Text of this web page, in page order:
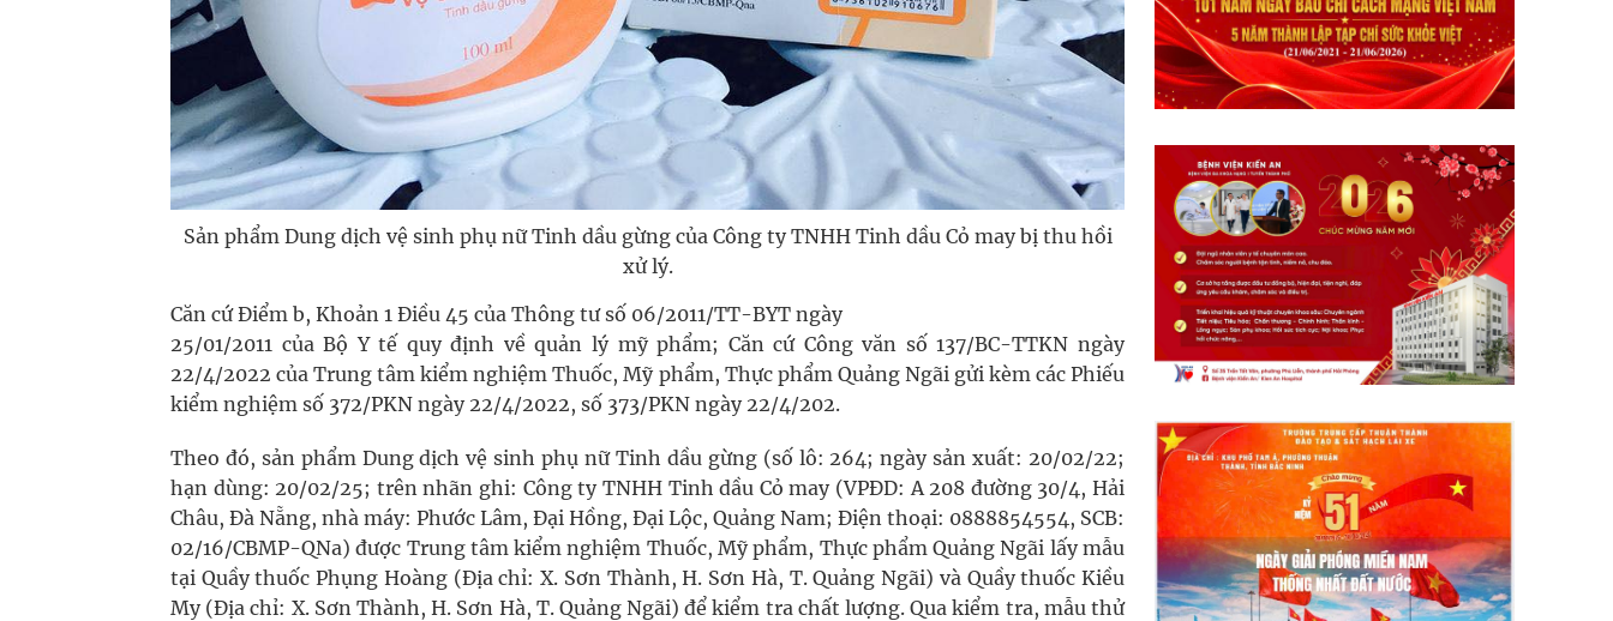
Sản phẩm Dung dịch vệ sinh phụ nữ Tinh dầu gừng của Công ty TNHH Tinh dầu Cỏ may bị thu hồi
xử lý.
Căn cứ Điểm b, Khoản 1 Điều 45 của Thông tư số 06/2011/TT-BYT ngày
25/01/2011 của Bộ Y tế quy định về quản lý mỹ phẩm; Căn cứ Công văn số 137/BC-TTKN ngày
22/4/2022 của Trung tâm kiểm nghiệm Thuốc, Mỹ phẩm, Thực phẩm Quảng Ngãi gửi kèm các Phiếu
kiểm nghiệm số 372/PKN ngày 22/4/2022, số 373/PKN ngày 22/4/202.
Theo đó, sản phẩm Dung dịch vệ sinh phụ nữ Tinh dầu gừng (số lô: 264; ngày sản xuất: 20/02/22;
hạn dùng: 20/02/25; trên nhãn ghi: Công ty TNHH Tinh dầu Cỏ may (VPĐD: A 208 đường 30/4, Hải
Châu, Đà Nẵng, nhà máy: Phước Lâm, Đại Hồng, Đại Lộc, Quảng Nam; Điện thoại: 0888854554, SCB:
02/16/CBMP-QNa) được Trung tâm kiểm nghiệm Thuốc, Mỹ phẩm, Thực phẩm Quảng Ngãi lấy mẫu
tại Quầy thuốc Phụng Hoàng (Địa chỉ: X. Sơn Thành, H. Sơn Hà, T. Quảng Ngãi) và Quầy thuốc Kiều
My (Địa chỉ: X. Sơn Thành, H. Sơn Hà, T. Quảng Ngãi) để kiểm tra chất lượng. Qua kiểm tra, mẫu thử